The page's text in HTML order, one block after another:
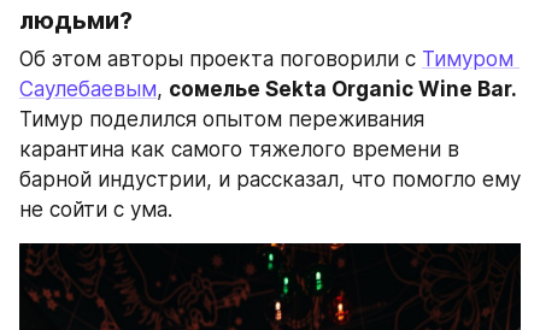
людьми?
Об этом авторы проекта поговорили с Тимуром
Саулебаевым,
Тимур поделился опытом переживания
карантина как самого тяжелого времени в
барной индустрии, и рассказал, что помогло ему
не сойти с ума.